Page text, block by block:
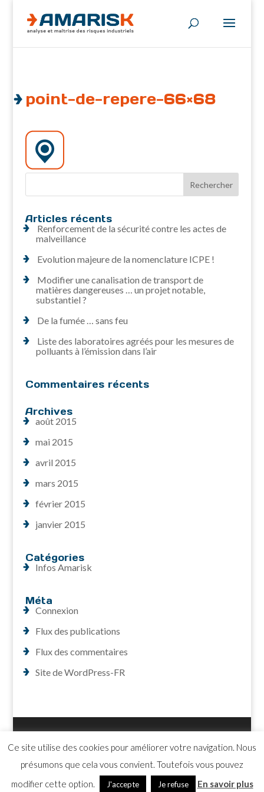
point-de-repere-66×68
Articles récents
Renforcement de la sécurité contre les actes de
malveillance
Evolution majeure de la nomenclature ICPE !
Modifier une canalisation de transport de
matières dangereuses … un projet notable,
substantiel ?
De la fumée … sans feu
Liste des laboratoires agréés pour les mesures de
polluants à l’émission dans l’air
Commentaires récents
Archives
août 2015
mai 2015
avril 2015
mars 2015
février 2015
janvier 2015
Catégories
Infos Amarisk
Méta
Connexion
Flux des publications
Flux des commentaires
Site de WordPress-FR
Accueil Contact
Plan du site
Mentions légales
Ce site utilise des cookies pour améliorer votre navigation. Nous
présumons que cela vous convient. Toutefois vous pouvez
modifier cette option.
J'accepte Je refuse En savoir plus